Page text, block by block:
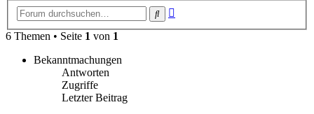
Suche
6 Themen • Seite 1 von 1
Bekanntmachungen
Antworten
Zugriffe
Letzter Beitrag